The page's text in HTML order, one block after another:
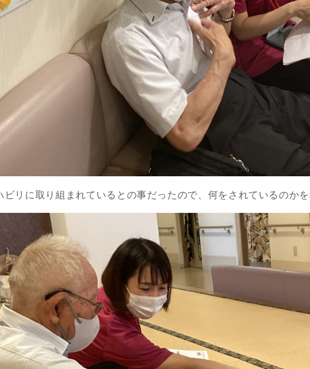
ビリに取り組まれているとの事だったので、何をされているのかを